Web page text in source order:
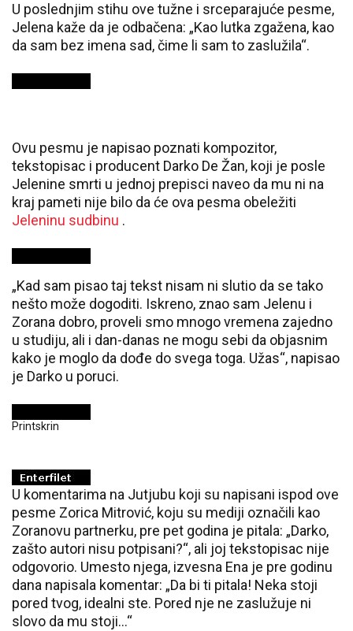
U poslednjim stihu ove tužne i srceparajuće pesme,
Jelena kaže da je odbačena: „Kao lutka zgažena, kao
da sam bez imena sad, čime li sam to zaslužila“.
Ovu pesmu je napisao poznati kompozitor,
tekstopisac i producent Darko De Žan, koji je posle
Jelenine smrti u jednoj prepisci naveo da mu ni na
kraj pameti nije bilo da će ova pesma obeležiti
Jeleninu sudbinu .
„Kad sam pisao taj tekst nisam ni slutio da se tako
nešto može dogoditi. Iskreno, znao sam Jelenu i
Zorana dobro, proveli smo mnogo vremena zajedno
u studiju, ali i dan-danas ne mogu sebi da objasnim
kako je moglo da dođe do svega toga. Užas“, napisao
je Darko u poruci.
Printskrin
U komentarima na Jutjubu koji su napisani ispod ove
pesme Zorica Mitrović, koju su mediji označili kao
Zoranovu partnerku, pre pet godina je pitala: „Darko,
zašto autori nisu potpisani?“, ali joj tekstopisac nije
odgovorio. Umesto njega, izvesna Ena je pre godinu
dana napisala komentar: „Da bi ti pitala! Neka stoji
pored tvog, idealni ste. Pored nje ne zaslužuje ni
slovo da mu stoji...“